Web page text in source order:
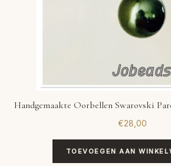
Handgemaakte Oorbellen Swarovski
€28,00
TOEVOEGEN AAN